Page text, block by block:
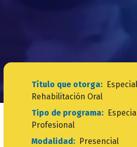
Título que otorga:
Rehabilitación Oral
Tipo de programa:
Profesional
Modalidad:Presencial